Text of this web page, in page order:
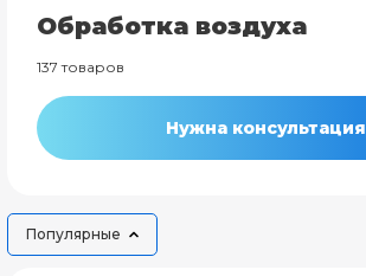
Обработка воздуха
137 товаров
Нужна консультация
Популярные